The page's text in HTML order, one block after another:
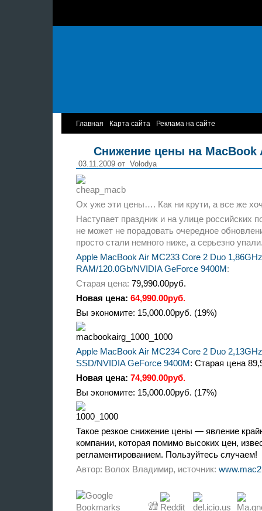
Главная Карта сайта Реклама на сайте
Снижение цены на MacBook
03.11.2009 от Volodya
Ох уже эти цены…. Как ни крути, а все же
Наступает праздник и на улице российских
не может не порадовать очередное
просто стали немного ниже, а серьезно
Apple MacBook Air MC233 Core 2 Duo
RAM/120.0Gb/NVIDIA GeForce 9400M :
Старая цена: 79,990.00руб.
Новая цена: 64,990.00руб.
Вы экономите: 15,000.00руб. (19%)
Apple MacBook Air MC234 Core 2 Duo
SSD/NVIDIA GeForce 9400M : Старая цена
Новая цена: 74,990.00руб.
Вы экономите: 15,000.00руб. (17%)
Такое резкое снижение цены — явление
компании, которая помимо высоких цен,
регламентированием. Пользуйтесь случаем!
Автор: Волох Владимир, источник: